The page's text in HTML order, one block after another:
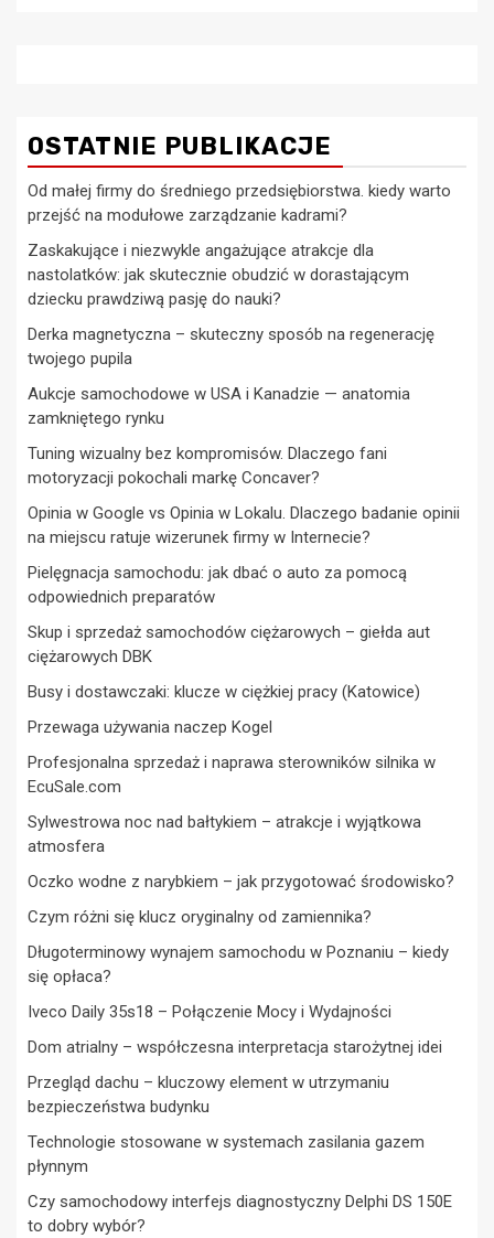
OSTATNIE PUBLIKACJE
Od małej firmy do średniego przedsiębiorstwa. kiedy warto
przejść na modułowe zarządzanie kadrami?
Zaskakujące i niezwykle angażujące atrakcje dla
nastolatków: jak skutecznie obudzić w dorastającym
dziecku prawdziwą pasję do nauki?
Derka magnetyczna – skuteczny sposób na regenerację
twojego pupila
Aukcje samochodowe w USA i Kanadzie — anatomia
zamkniętego rynku
Tuning wizualny bez kompromisów. Dlaczego fani
motoryzacji pokochali markę Concaver?
Opinia w Google vs Opinia w Lokalu. Dlaczego badanie opinii
na miejscu ratuje wizerunek firmy w Internecie?
Pielęgnacja samochodu: jak dbać o auto za pomocą
odpowiednich preparatów
Skup i sprzedaż samochodów ciężarowych – giełda aut
ciężarowych DBK
Busy i dostawczaki: klucze w ciężkiej pracy (Katowice)
Przewaga używania naczep Kogel
Profesjonalna sprzedaż i naprawa sterowników silnika w
EcuSale.com
Sylwestrowa noc nad bałtykiem – atrakcje i wyjątkowa
atmosfera
Oczko wodne z narybkiem – jak przygotować środowisko?
Czym różni się klucz oryginalny od zamiennika?
Długoterminowy wynajem samochodu w Poznaniu – kiedy
się opłaca?
Iveco Daily 35s18 – Połączenie Mocy i Wydajności
Dom atrialny – współczesna interpretacja starożytnej idei
Przegląd dachu – kluczowy element w utrzymaniu
bezpieczeństwa budynku
Technologie stosowane w systemach zasilania gazem
płynnym
Czy samochodowy interfejs diagnostyczny Delphi DS 150E
to dobry wybór?